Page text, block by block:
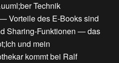
Technik
Vorteile des E-Books sind
Sharing-Funktionen —das
und mein
kommt bei Ralf